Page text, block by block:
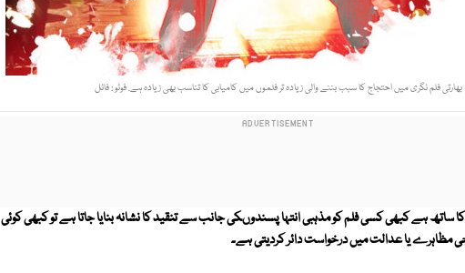
بھارتی فلم نگری میں احتجاج کا سبب بننے والی زیادہ تر فلموں میں کامیابی کا تناسب بھی زیادہ ہے. فوٹو : فائل
ساتھ ہے کبھی کسی فلم کو مذہبی انتہا پسندوںکی جانب سے تنقید کا نشانہ بنایا جاتا ہے تو کبھی کوئی
مظاہرے یا عدالت میں درخواست دائر کردیتی ہے۔